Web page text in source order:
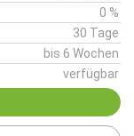
0 %
30 Tage
bis 6 Wochen
verfügbar